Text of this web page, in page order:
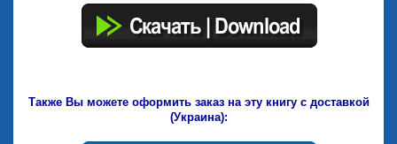
Также Вы можете оформить заказ на эту книгу с доставкой
(Украина):